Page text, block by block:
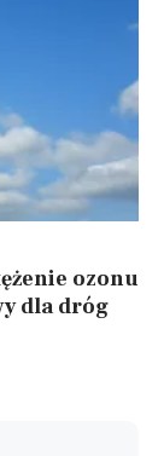
ozonu
dla dróg